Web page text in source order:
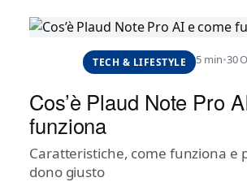
TECH & LIFESTYLE 5 min•30
Cos’è Plaud Note Pro
funziona
Caratteristiche, come funziona e
dono giusto